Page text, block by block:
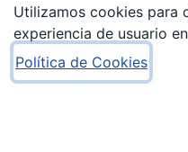
AÑADIR AL
Utilizamos cookies para
experiencia de usuario
Política de Cookies